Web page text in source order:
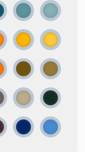
Deep waterHawaiian Caribbean
Golden Canola Lemon
Neon orange
Olive Fawn
Mocha Linen Pine green
Merlot Cobalt French